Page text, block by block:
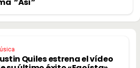
Quiles estrena el vídeo